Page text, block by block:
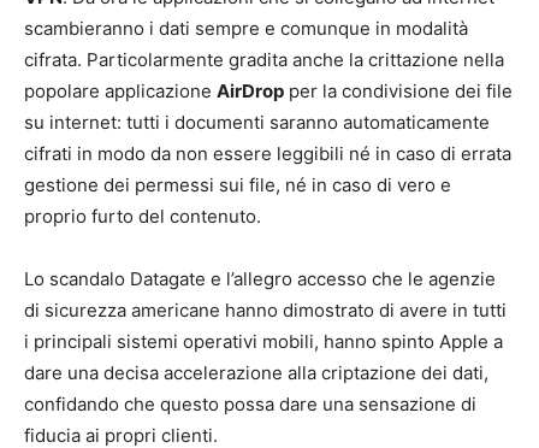
scambieranno i dati sempre e comunque in modalità
cifrata. Particolarmente gradita anche la crittazione nella
popolare applicazione AirDrop per la condivisione dei file
su internet: tutti i documenti saranno automaticamente
cifrati in modo da non essere leggibili né in caso di errata
gestione dei permessi sui file, né in caso di vero e
proprio furto del contenuto.
Lo scandalo Datagate e l’allegro accesso che le agenzie
di sicurezza americane hanno dimostrato di avere in tutti
i principali sistemi operativi mobili, hanno spinto Apple a
dare una decisa accelerazione alla criptazione dei dati,
confidando che questo possa dare una sensazione di
fiducia ai propri clienti.